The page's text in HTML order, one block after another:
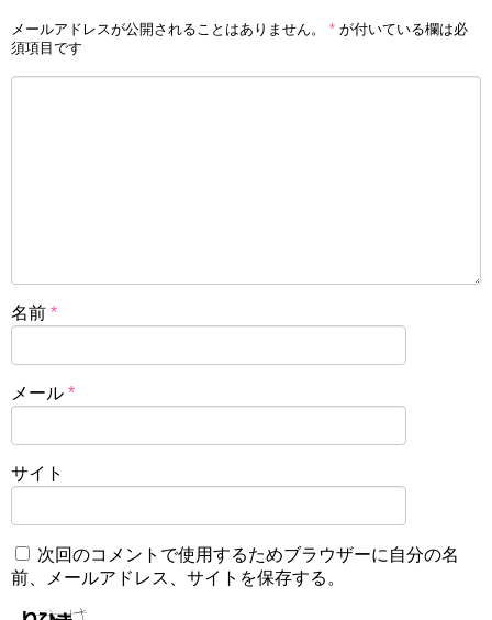
メールアドレスが公開されることはありません。 * が付いている欄は必
須項目です
名前 *
メール *
サイト
次回のコメントで使用するためブラウザーに自分の名
前、メールアドレス、サイトを保存する。